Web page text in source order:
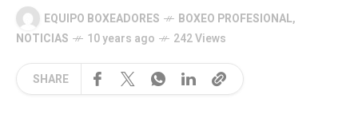
EQUIPO BOXEADORES BOXEO PROFESIONAL,
NOTICIAS
10 years ago 242 Views
SHARE